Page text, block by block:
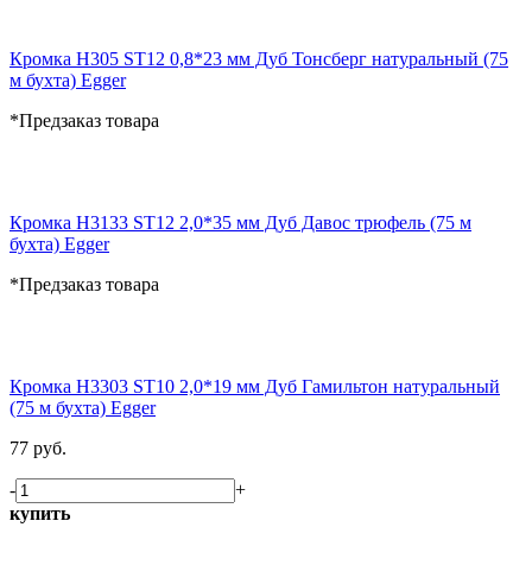
Кромка H305 ST12 0,8*23 мм Дуб Тонсберг натуральный (75
м бухта) Egger
*Предзаказ товара
Кромка H3133 ST12 2,0*35 мм Дуб Давос трюфель (75 м
бухта) Egger
*Предзаказ товара
Кромка H3303 ST10 2,0*19 мм Дуб Гамильтон натуральный
(75 м бухта) Egger
77 руб.
-
+
купить